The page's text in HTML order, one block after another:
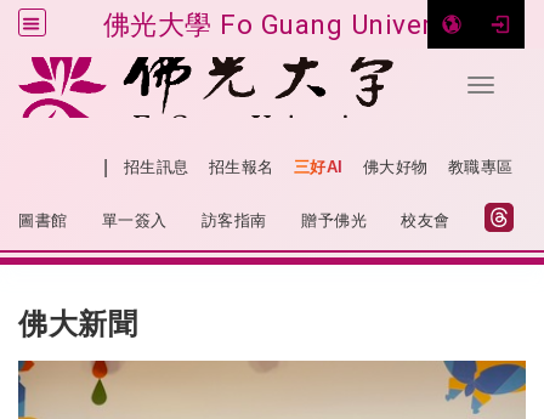
佛光大學 Fo Guang University
Toggle
跳到主要內容
招生訊息 招生報名 三好AI 佛大好物 教職專區
圖書館 單一簽入 訪客指南 贈予佛光 校友會
佛大新聞